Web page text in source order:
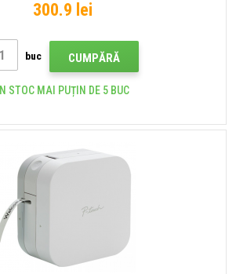
300.9 lei
buc CUMPĂRĂ
ÎN STOC MAI PUȚIN DE 5 BUC